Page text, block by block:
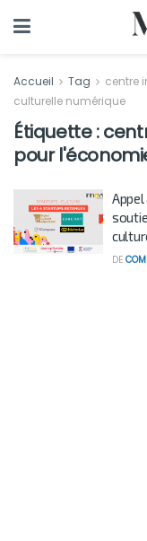
Accueil Tag
centre
culturelle numérique
Étiquette :
pour
Appel
DE